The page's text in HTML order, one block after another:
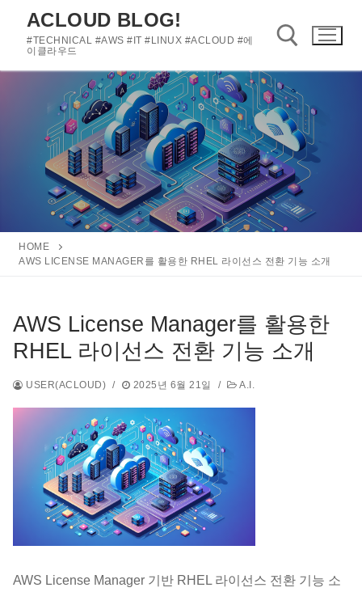
로
ACLOUD BLOG!
#TECHNICAL #AWS #IT #LINUX #ACLOUD #에
이클라우드
검색 :
HOME
AWS LICENSE MANAGER를 활용한 RHEL 라이선스 전환 기능 소개
AWS License Manager를 활용한
RHEL 라이선스 전환 기능 소개
USER(ACLOUD) / 2025년 6월 21일 / A.I.
AWS License Manager 기반 RHEL 라이선스 전환 기능 소